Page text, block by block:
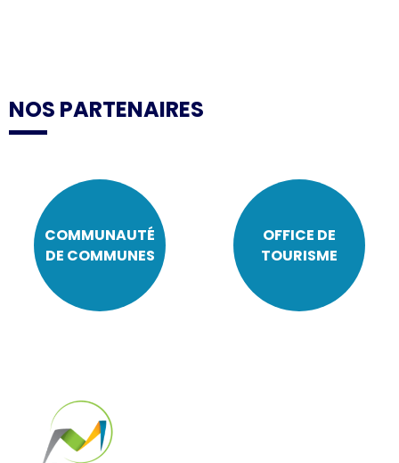
NOS PARTENAIRES
COMMUNAUTÉ
DE COMMUNES
OFFICE DE
TOURISME